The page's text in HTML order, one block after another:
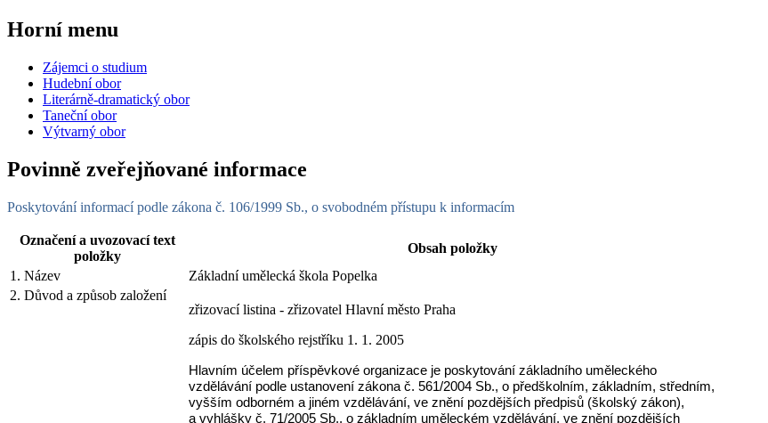
Horní menu
Zájemci o studium
Hudební obor
Literárně-dramatický obor
Taneční obor
Výtvarný obor
Povinně zveřejňované informace
Poskytování informací podle zákona č. 106/1999 Sb., o svobodném přístupu k informacím
Označení a uvozovací text
položky
Obsah položky
1. Název
Základní umělecká škola Popelka
2. Důvod a způsob založení
zřizovací listina - zřizovatel Hlavní město Praha
zápis do školského rejstříku 1. 1. 2005
Hlavním účelem příspěvkové organizace je poskytování základního uměleckého
vzdělávání podle ustanovení zákona č. 561/2004 Sb., o předškolním, základním, středním,
vyšším odborném a jiném vzdělávání, ve znění pozdějších předpisů (školský zákon),
a vyhlášky č. 71/2005 Sb., o základním uměleckém vzdělávání, ve znění pozdějších